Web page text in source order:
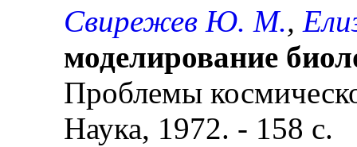
Свирежев Ю. М.,
моделирование
Проблемы
Наука, 1972. - 158 с.